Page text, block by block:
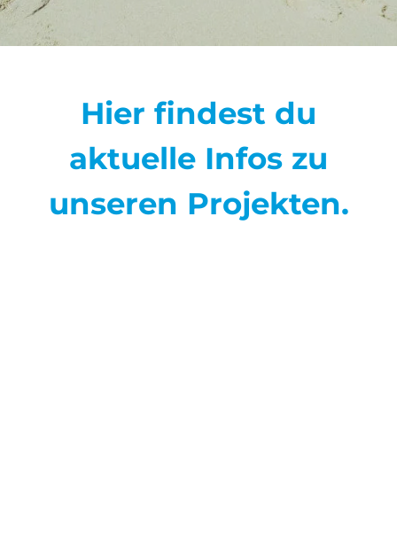
Hier findest du
aktuelle Infos zu
unseren Projekten.